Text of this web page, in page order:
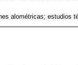
alométricas; estudios